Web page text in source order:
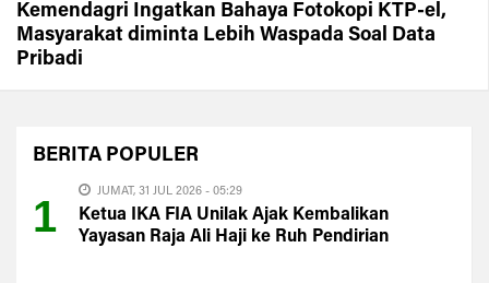
Kemendagri Ingatkan Bahaya Fotokopi KTP-el,
Masyarakat diminta Lebih Waspada Soal Data
Pribadi
BERITA POPULER
1
JUMAT, 31 JUL 2026 - 05:29
Ketua IKA FIA Unilak Ajak Kembalikan
Yayasan Raja Ali Haji ke Ruh Pendirian